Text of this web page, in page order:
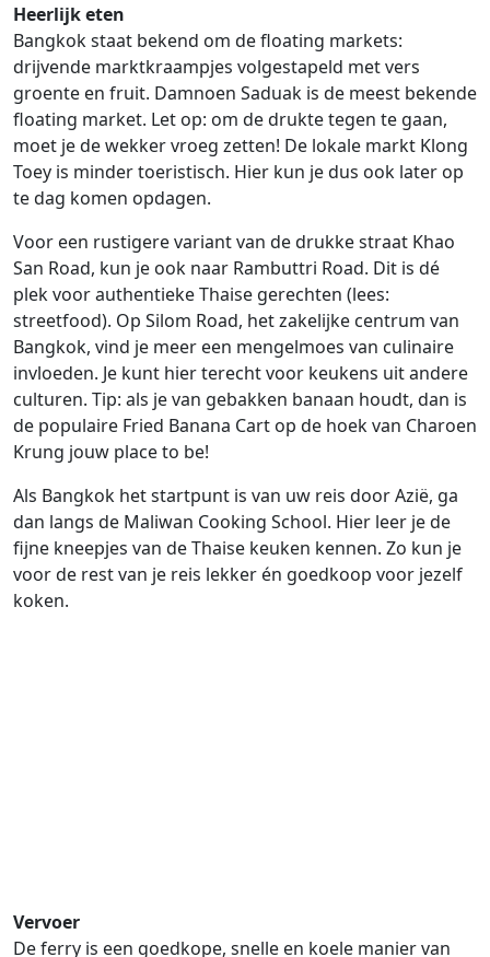
Heerlijk eten
Bangkok staat bekend om de floating markets:
drijvende marktkraampjes volgestapeld met vers
groente en fruit. Damnoen Saduak is de meest bekende
floating market. Let op: om de drukte tegen te gaan,
moet je de wekker vroeg zetten! De lokale markt Klong
Toey is minder toeristisch. Hier kun je dus ook later op
te dag komen opdagen.
Voor een rustigere variant van de drukke straat Khao
San Road, kun je ook naar Rambuttri Road. Dit is dé
plek voor authentieke Thaise gerechten (lees:
streetfood). Op Silom Road, het zakelijke centrum van
Bangkok, vind je meer een mengelmoes van culinaire
invloeden. Je kunt hier terecht voor keukens uit andere
culturen. Tip: als je van gebakken banaan houdt, dan is
de populaire Fried Banana Cart op de hoek van Charoen
Krung jouw place to be!
Als Bangkok het startpunt is van uw reis door Azië, ga
dan langs de Maliwan Cooking School. Hier leer je de
fijne kneepjes van de Thaise keuken kennen. Zo kun je
voor de rest van je reis lekker én goedkoop voor jezelf
koken.
Vervoer
De ferry is een goedkope, snelle en koele manier van